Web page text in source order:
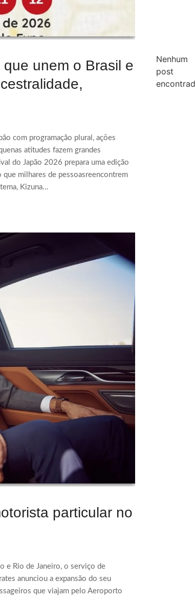
unem o Brasil e
com programação plural, ações
atitudes fazem grandes
do Japão 2026 prepara uma edição
milhares de pessoasreencontrem
Kizuna...
particular no
e Rio de Janeiro, o serviço de
anunciou a expansão do seu
que viajam pelo Aeroporto
Nenhum
post